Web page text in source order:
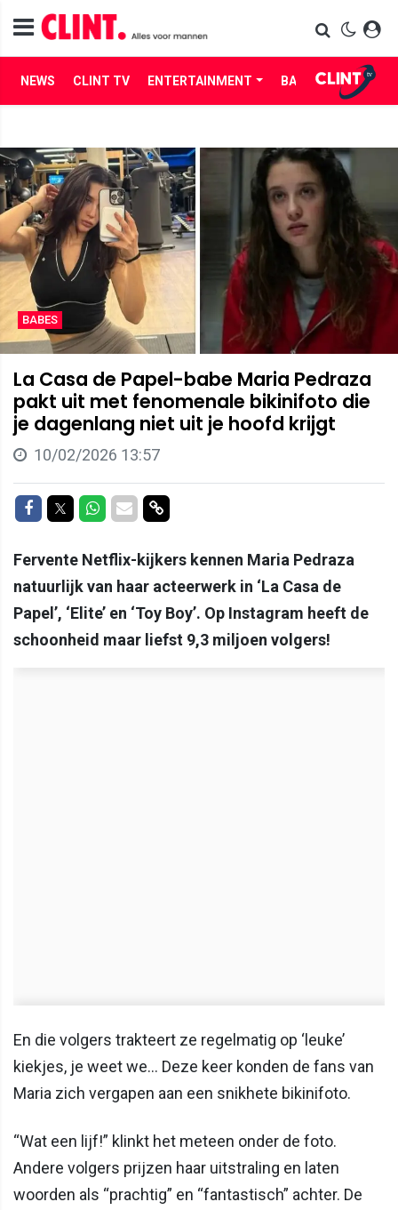
NEWS CLINT TV ENTERTAINMENT BABES LIFE
BABES
La Casa de Papel-babe Maria Pedraza
pakt uit met fenomenale bikinifoto die
je dagenlang niet uit je hoofd krijgt
10/02/2026 13:57
Delen op Facebook
Delen op Twitter
Delen op Whatsapp
Delen via Mail
Delen via link
Fervente Netflix-kijkers kennen Maria Pedraza
natuurlijk van haar acteerwerk in ‘La Casa de
Papel’, ‘Elite’ en ‘Toy Boy’. Op Instagram heeft de
schoonheid maar liefst 9,3 miljoen volgers!
En die volgers trakteert ze regelmatig op ‘leuke’
kiekjes, je weet we… Deze keer konden de fans van
Maria zich vergapen aan een snikhete bikinifoto.
“Wat een lijf!” klinkt het meteen onder de foto.
Andere volgers prijzen haar uitstraling en laten
woorden als “prachtig” en “fantastisch” achter. De